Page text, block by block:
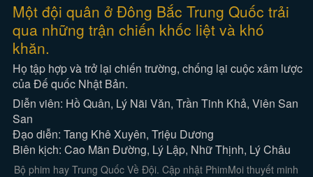
Một đội quân ở Đông Bắc Trung Quốc trải
qua những trận chiến khốc liệt và khó
khăn.
Họ tập hợp và trở lại chiến trường, chống lại cuộc xâm lược
của Đế quốc Nhật Bản.
Diễn viên: Hồ Quân, Lý Nãi Văn, Trần Tinh Khả, Viên San
San
Đạo diễn: Tang Khê Xuyên, Triệu Dương
Biên kịch: Cao Mãn Đường, Lý Lập, Nhữ Thịnh, Lý Châu
Bộ phim hay Trung Quốc Về Đội. Cập nhật PhimMoi thuyết minh